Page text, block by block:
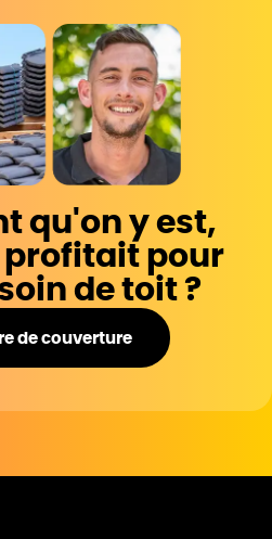
qu'on y est,
profitait pour
de toit ?
de couverture